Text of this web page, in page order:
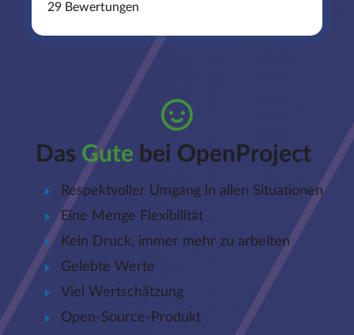
29 Bewertungen
Das Gute bei OpenProject
Respektvoller Umgang in allen Situationen
Eine Menge Flexibilität
Kein Druck, immer mehr zu arbeiten
Gelebte Werte
Viel Wertschätzung
Open-Source-Produkt